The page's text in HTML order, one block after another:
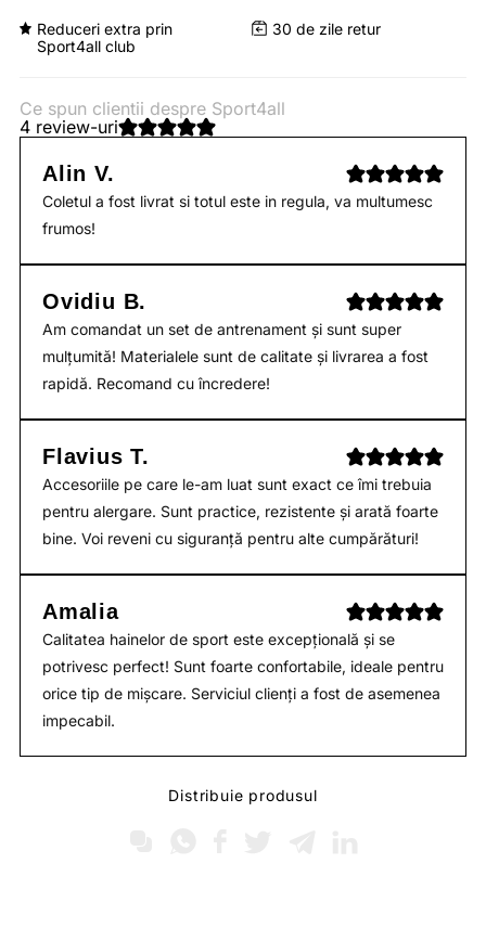
Reduceri extra prin
Sport4all club
30 de zile retur
Ce spun clientii despre Sport4all
4 review-uri
Alin V.
Coletul a fost livrat si totul este in regula, va multumesc
frumos!
Ovidiu B.
Am comandat un set de antrenament și sunt super
mulțumită! Materialele sunt de calitate și livrarea a fost
rapidă. Recomand cu încredere!
Flavius T.
Accesoriile pe care le-am luat sunt exact ce îmi trebuia
pentru alergare. Sunt practice, rezistente și arată foarte
bine. Voi reveni cu siguranță pentru alte cumpărături!
Amalia
Calitatea hainelor de sport este excepțională și se
potrivesc perfect! Sunt foarte confortabile, ideale pentru
orice tip de mișcare. Serviciul clienți a fost de asemenea
impecabil.
Distribuie produsul